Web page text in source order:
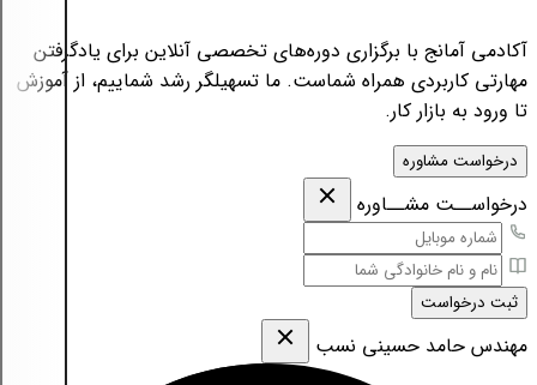
آکادمی آمانج با برگزاری دوره‌های تخصصی آنلاین برای یادگرفتن
مهارتی کاربردی همراه شماست. ما تسهیلگر رشد شماییم، از آموزش
تا ورود به بازار کار.
درخواست مشاوره
درخواســت مشــاوره
ثبت درخواست
مهندس حامد حسینی نسب